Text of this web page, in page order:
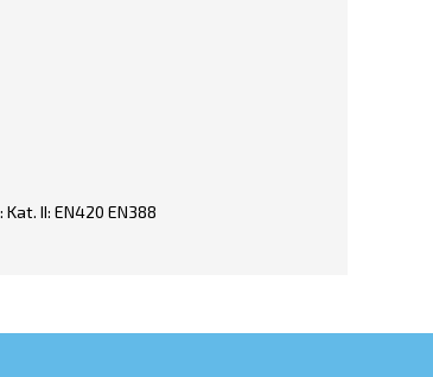
II: EN420 EN388